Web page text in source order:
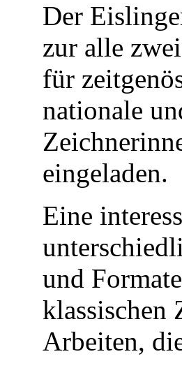
Der
zur alle
für
nationale
eingeladen.
Eine
und
klassischen
Arbeiten,